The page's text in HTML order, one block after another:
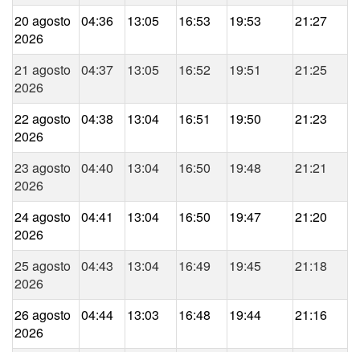
20 agosto
2026
04:36 13:05 16:53 19:53 21:27
21 agosto
2026
04:37 13:05 16:52 19:51 21:25
22 agosto
2026
04:38 13:04 16:51 19:50 21:23
23 agosto
2026
04:40 13:04 16:50 19:48 21:21
24 agosto
2026
04:41 13:04 16:50 19:47 21:20
25 agosto
2026
04:43 13:04 16:49 19:45 21:18
26 agosto
2026
04:44 13:03 16:48 19:44 21:16